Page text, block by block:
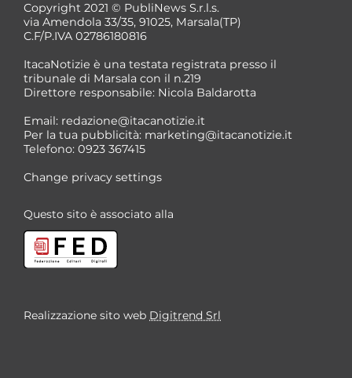
*
Copyright 2021 © PubliNews S.r.l.s.
via Amendola 33/35, 91025, Marsala(TP)
C.F/P.IVA 02786180816
ItacaNotizie è una testata registrata presso il
tribunale di Marsala con il n.219
Direttore responsabile: Nicola Baldarotta
Email: redazione@itacanotizie.it
Per la tua pubblicità: marketing@itacanotizie.it
Telefono: 0923 367415
Change privacy settings
Questo sito è associato alla
Realizzazione sito web Digitrend Srl